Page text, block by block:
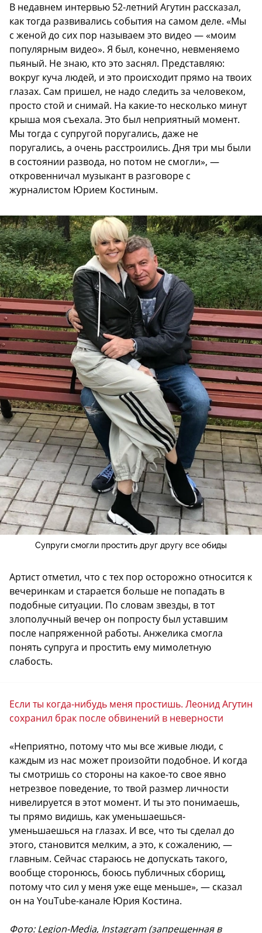
В недавнем интервью 52-летний Агутин рассказал,
как тогда развивались события на самом деле. «Мы
с женой до сих пор называем это видео — «моим
популярным видео». Я был, конечно, невменяемо
пьяный. Не знаю, кто это заснял. Представляю:
вокруг куча людей, и это происходит прямо на твоих
глазах. Сам пришел, не надо следить за человеком,
просто стой и снимай. На какие-то несколько минут
крыша моя съехала. Это был неприятный момент.
Мы тогда с супругой поругались, даже не
поругались, а очень расстроились. Дня три мы были
в состоянии развода, но потом не смогли», —
откровенничал музыкант в разговоре с
журналистом Юрием Костиным.
Супруги смогли простить друг другу все обиды
Артист отметил, что с тех пор осторожно относится к
вечеринкам и старается больше не попадать в
подобные ситуации. По словам звезды, в тот
злополучный вечер он попросту был уставшим
после напряженной работы. Анжелика смогла
понять супруга и простить ему мимолетную
слабость.
Если ты когда-нибудь меня простишь. Леонид Агутин
сохранил брак после обвинений в неверности
«Неприятно, потому что мы все живые люди, с
каждым из нас может произойти подобное. И когда
ты смотришь со стороны на какое-то свое явно
нетрезвое поведение, то твой размер личности
нивелируется в этот момент. И ты это понимаешь,
ты прямо видишь, как уменьшаешься-
уменьшаешься на глазах. И все, что ты сделал до
этого, становится мелким, а это, к сожалению, —
главным. Сейчас стараюсь не допускать такого,
вообще сторонюсь, боюсь публичных сборищ,
потому что сил у меня уже еще меньше», — сказал
он на YouTube-канале Юрия Костина.
Фото: Legion-Media, Instagram (запрещенная в